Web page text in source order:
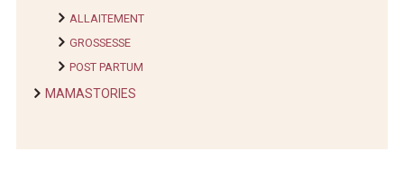
ALLAITEMENT
GROSSESSE
POST PARTUM
MAMASTORIES